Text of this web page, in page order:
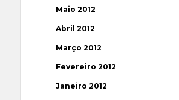
Maio 2012
Abril 2012
Março 2012
Fevereiro 2012
Janeiro 2012